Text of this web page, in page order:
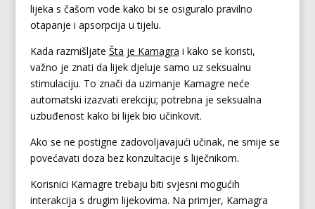
lijeka s čašom vode kako bi se osiguralo pravilno
otapanje i apsorpcija u tijelu.
Kada razmišljate Šta je Kamagra i kako se koristi,
važno je znati da lijek djeluje samo uz seksualnu
stimulaciju. To znači da uzimanje Kamagre neće
automatski izazvati erekciju; potrebna je seksualna
uzbuđenost kako bi lijek bio učinkovit.
Ako se ne postigne zadovoljavajući učinak, ne smije se
povećavati doza bez konzultacije s liječnikom.
Korisnici Kamagre trebaju biti svjesni mogućih
interakcija s drugim lijekovima. Na primjer, Kamagra